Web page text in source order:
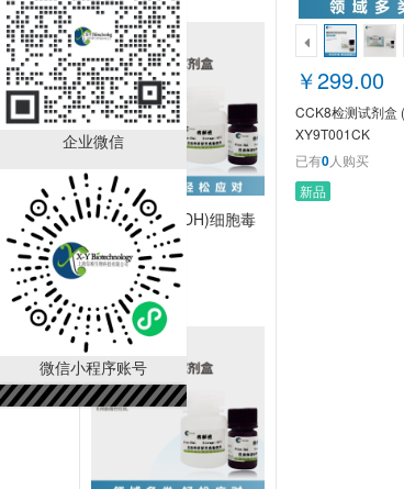
企业微信
微信小程序账号
乳酸脱氢酶(LDH)细胞毒
性检测试剂盒
XY90027CT
￥210.00
0人购买
￥299.00
CCK8检测试剂盒
XY9T001CK
已有0人购买
新品